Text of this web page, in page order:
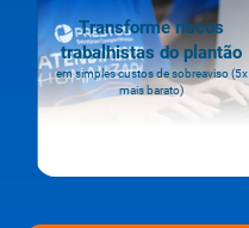
Transforme riscos
trabalhistas do plantão
em simples custos de sobreaviso (5x
mais barato)